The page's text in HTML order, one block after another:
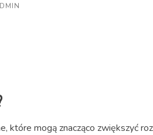
mogą znacząco zwiększyć